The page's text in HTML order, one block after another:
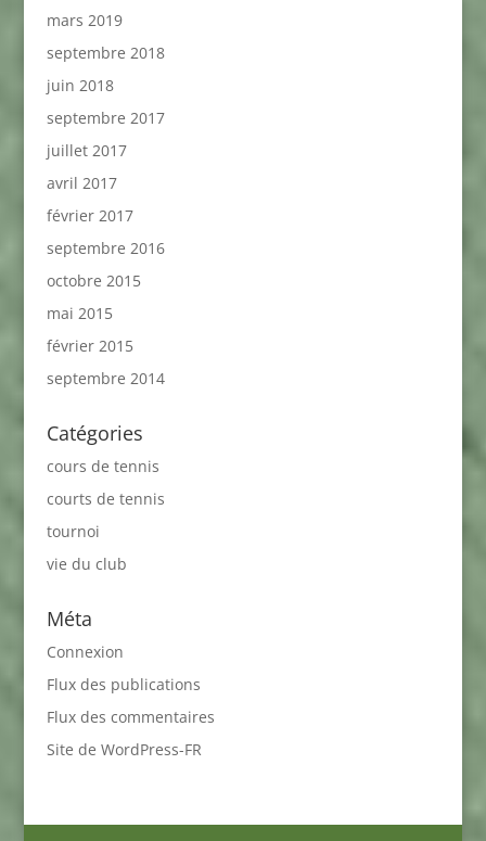
mars 2019
septembre 2018
juin 2018
septembre 2017
juillet 2017
avril 2017
février 2017
septembre 2016
octobre 2015
mai 2015
février 2015
septembre 2014
Catégories
cours de tennis
courts de tennis
tournoi
vie du club
Méta
Connexion
Flux des publications
Flux des commentaires
Site de WordPress-FR